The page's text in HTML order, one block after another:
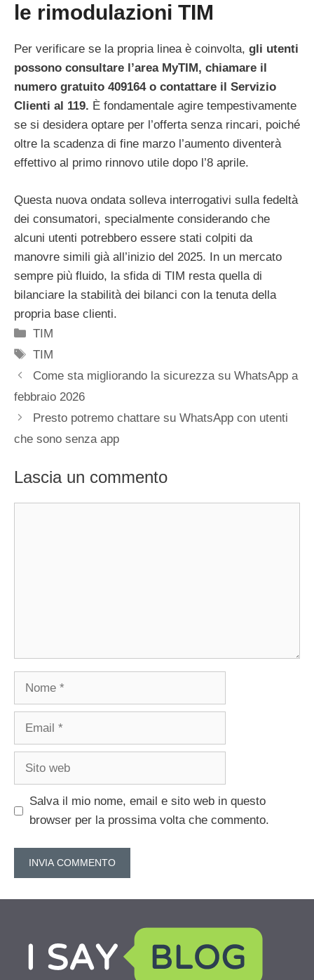
le rimodulazioni TIM
Per verificare se la propria linea è coinvolta, gli utenti
possono consultare l’area MyTIM, chiamare il
numero gratuito 409164 o contattare il Servizio
Clienti al 119. È fondamentale agire tempestivamente
se si desidera optare per l’offerta senza rincari, poiché
oltre la scadenza di fine marzo l’aumento diventerà
effettivo al primo rinnovo utile dopo l’8 aprile.
Questa nuova ondata solleva interrogativi sulla fedeltà
dei consumatori, specialmente considerando che
alcuni utenti potrebbero essere stati colpiti da
manovre simili già all’inizio del 2025. In un mercato
sempre più fluido, la sfida di TIM resta quella di
bilanciare la stabilità dei bilanci con la tenuta della
propria base clienti.
Categorie
TIM
Tag
TIM
Come sta migliorando la sicurezza su WhatsApp a
febbraio 2026
Presto potremo chattare su WhatsApp con utenti
che sono senza app
Lascia un commento
Nome
Email
Sito
Salva il mio nome, email e sito web in questo
browser per la prossima volta che commento.